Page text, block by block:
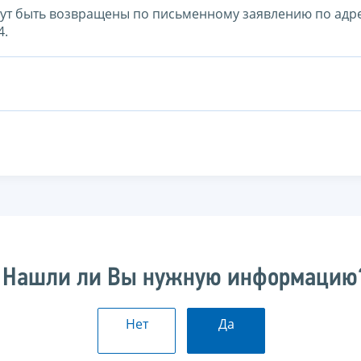
быть возвращены по письменному заявлению по
Нашли ли Вы нужную
Нет Да